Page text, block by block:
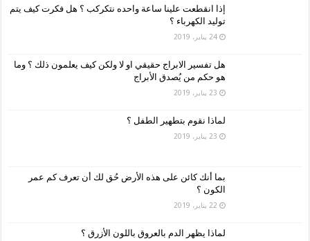
إذا انقطعت علينا ساعة واحده نتكركب ؟ هل فكرت كيف يتم
توليد الكهرباء ؟
24 يناير، 2019
هل تفسير الابراج حقيقي او لا ولكن كيف يعلمون ذلك ؟ وما
هو حكم من يُصدق الأبراج
23 يناير، 2019
لماذا نقوم بتطهير الطفل ؟
23 يناير، 2019
بما أنك كائن على هذه الأرض حُق لك أن تعرف كم عمر
الكون ؟
22 يناير، 2019
لماذا يظهر الدم بالعروق باللون الأزرق ؟